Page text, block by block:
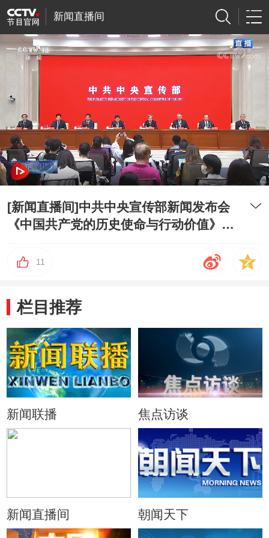
新闻直播间
[新闻直播间]中共中央宣传部新闻发布会
《中国共产党的历史使命与行动价值》发
11
栏目推荐
新闻联播 焦点访谈
新闻直播间 朝闻天下